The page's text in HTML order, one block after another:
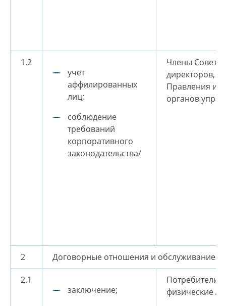
1.2
учет
аффилированных
лиц;
соблюдение
требований
корпоративного
законодательства/
Члены Совета
директоров,
Правления и
органов
2 Договорные отношения и обслуживание
2.1
заключение;
Потребители
физические